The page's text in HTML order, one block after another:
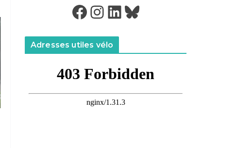
Facebook Instagram LinkedIn Bluesky
Adresses utiles vélo